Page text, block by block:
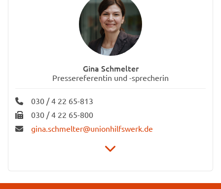
Gina Schmelter
Pressereferentin und -sprecherin
030 / 4 22 65-813
030 / 4 22 65-800
gina.schmelter@unionhilfswerk.de
Stiftung Unionhilfswerk Berlin